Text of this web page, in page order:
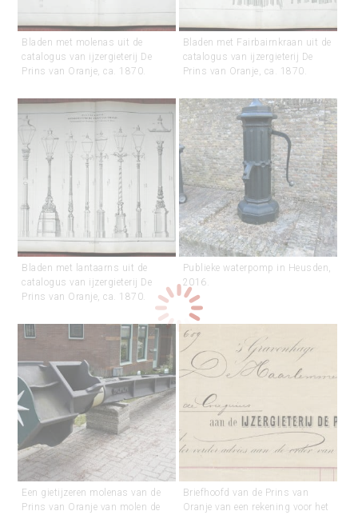
Bladen met molenas uit de
catalogus van ijzergieterij De
Prins van Oranje, ca. 1870.
Bladen met Fairbairnkraan uit de
catalogus van ijzergieterij De
Prins van Oranje, ca. 1870.
Bladen met lantaarns uit de
catalogus van ijzergieterij De
Prins van Oranje, ca. 1870.
Publieke waterpomp in Heusden,
2016.
Een gietijzeren molenas van de
Prins van Oranje van molen de
Briefhoofd van de Prins van
Oranje van een rekening voor het